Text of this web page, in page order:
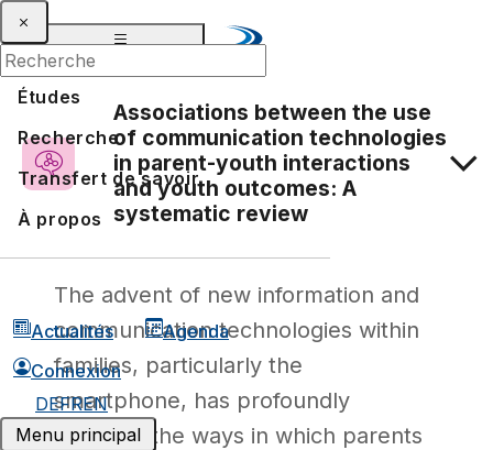
Études
Recherche
Transfert de savoir
À propos
Actualités
Agenda
Connexion
DEFREN
Menu principal
Associations between the use
of communication technologies
in parent-youth interactions
and youth outcomes: A
systematic review
The advent of new information and
communication technologies within
families, particularly the
smartphone, has profoundly
changed the ways in which parents